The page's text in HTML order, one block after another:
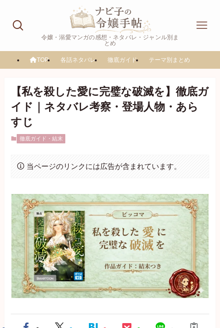
令嬢・溺愛マンガの感想・ネタバレ・ジャンル別ま
とめ
TOP 各話ネタバレ 徹底ガイド テーマ別まとめ
【私を殺した愛に完璧な破滅を】徹底ガ
イド｜ネタバレ考察・登場人物・あら
すじ
徹底ガイド・結末
当ページのリンクには広告が含まれています。